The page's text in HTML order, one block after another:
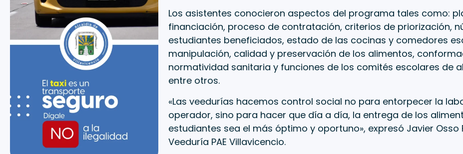
Los asistentes conocieron aspectos del programa tales como:
financiación, proceso de contratación, criterios de priorización,
estudiantes beneficiados, estado de las cocinas y comedores
manipulación, calidad y preservación de los alimentos,
normatividad sanitaria y funciones de los comités escolares de
entre otros.
«Las veedurías hacemos control social no para entorpecer la
operador, sino para hacer que día a día, la entrega de los
estudiantes sea el más óptimo y oportuno», expresó Javier Osso
Veeduría PAE Villavicencio.